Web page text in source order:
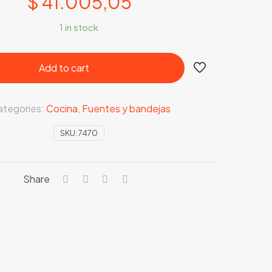
1 in stock
Add to cart
SKU:7470
Cocina Fuentes y bandejas
Share